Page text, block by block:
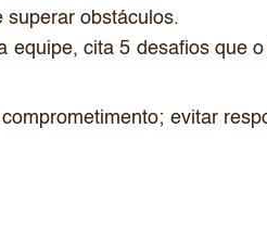
superar obstáculos.
equipe, cita 5 desafios que
evitar